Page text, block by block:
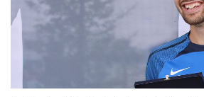
CSAPATOK
MÉRKŐZÉSEK
GALÉRIA